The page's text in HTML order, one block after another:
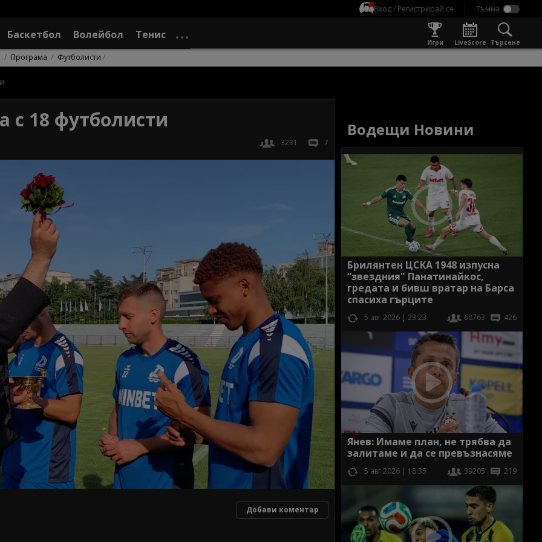
Вход / Регистрирай се
Баскетбол Волейбол Тенис
Игри LiveScore Търсене
Програма Футболисти
с 18 футболисти
3231 7
Добави коментар
Водещи Новини
Брилянтен ЦСКА 1948 изпусна
“звездния" Панатинайкос,
гредата и бивш вратар на Барса
спасиха гърците
5 авг 2026 | 23:23 68763 426
Янев: Имаме план, не трябва да
залитаме и да се превъзнасяме
5 авг 2026 | 18:35 39205 219